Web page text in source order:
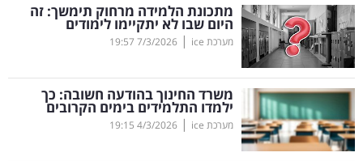
מדדים
ומחקרים
דעות
רכילות
עסקית
מתכונת הלמידה מרחוק תימשך: זה
היום שבו לא יתקיימו לימודים
מערכת ice |
7/3/2026
19:57
משרד החינוך בהודעה חשובה: כך
ילמדו התלמידים בימים הקרובים
מערכת ice |
4/3/2026
19:15